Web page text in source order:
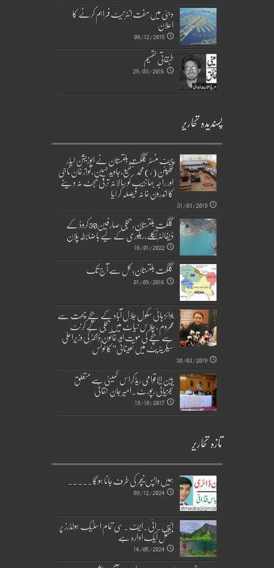
دبئی میں مفت انٹرنیٹ فراہم کرنے کا
اعلان
08/12/2015
طبقاتی تقسیم
29/03/2016
پسندیدہ تحاریر
چیف منسٹر گلگت بلتستان نے اپوزیشن لیڈر
کیپٹن(ر)محمد شفیع،جاوید حسین،نواز خان ناجی
اور راجہ جہانزیب کو سالانہ ترقی بجٹ نہ دینے
کا اندرون خانہ فیصلہ کر لیا
31/03/2019
گلگت بلتستان، بجلی صارفین30کروڈ کے
ڈیفالٹر نکلے,ریکوری کے لیے باضابطہ پلان
18/01/2022
گلگت بلتستان؛ کل سے آج تک
01/09/2016
بوائز ہائی سکول جلال آباد کے بچے چھت سے
محروم ، چلاس نیاٹ میں بجلی کے کرنٹ
سے بچے کی موت اور خاتون ڈاکٹر کی وزیراعلیٰ
سیکریٹریٹ میں تعیناتی‘‘ کا نوٹس
30/03/2019
بین الاقوامی ریڈکراس کمیٹی سے متعلق
تجزیاتی رپورٹ۔امیر جان حقانی
19/10/2017
تازہ تحاریر
ہمیں واپس نیچر کی طرف جانا ہوگا۔۔۔۔۔
09/12/2024
ایس۔ائی۔ایف ۔سی تمام اسٹیک ہولڈرز پر
مشتمل ایک ادارہ ہے
14/05/2024